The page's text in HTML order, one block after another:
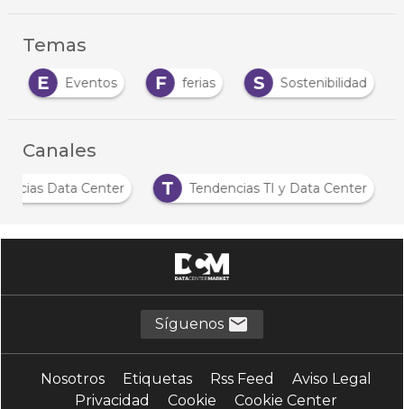
Temas
E
Eventos F ferias S Sostenibilidad
Canales
N
Noticias Data Center T Tendencias TI y Data
Síguenos
Nosotros Etiquetas Rss Feed
Aviso Legal
Privacidad
Cookie Cookie Center